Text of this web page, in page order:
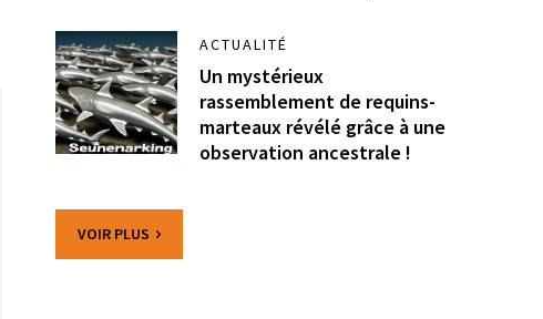
ACTUALITÉ
Un mystérieux
rassemblement de requins-
marteaux révélé grâce à une
observation ancestrale !
VOIR PLUS